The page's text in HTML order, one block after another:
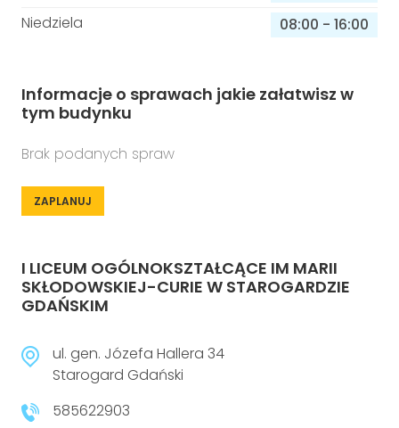
Niedziela
08:00 - 16:00
Informacje o sprawach jakie załatwisz w
tym budynku
Brak podanych spraw
ZAPLANUJ
I LICEUM OGÓLNOKSZTAŁCĄCE IM MARII
SKŁODOWSKIEJ-CURIE W STAROGARDZIE
GDAŃSKIM
ul. gen. Józefa Hallera 34
Starogard Gdański
585622903